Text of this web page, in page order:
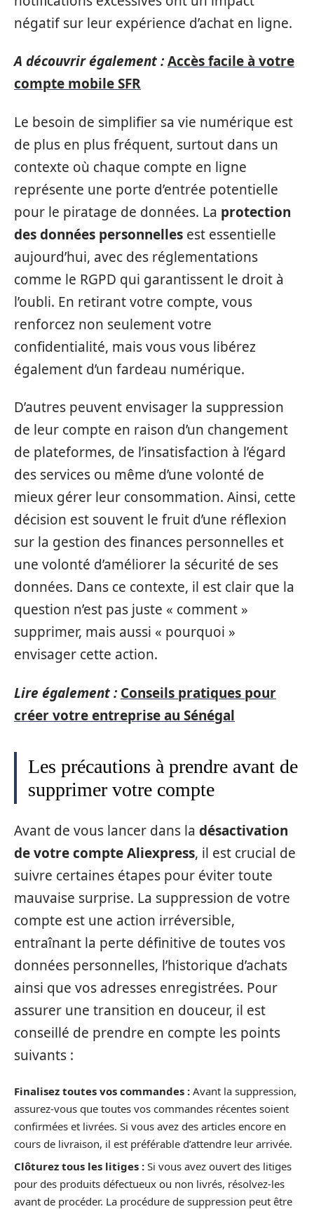
négatif sur leur expérience d’achat en ligne.
A découvrir également :Accès facile à votre
compte mobile SFR
Le besoin de simplifier sa vie numérique est
de plus en plus fréquent, surtout dans un
contexte où chaque compte en ligne
représente une porte d’entrée potentielle
pour le piratage de données. La protection
des données personnelles est essentielle
aujourd’hui, avec des réglementations
comme le RGPD qui garantissent le droit à
l’oubli. En retirant votre compte, vous
renforcez non seulement votre
confidentialité, mais vous vous libérez
également d’un fardeau numérique.
D’autres peuvent envisager la suppression
de leur compte en raison d’un changement
de plateformes, de l’insatisfaction à l’égard
des services ou même d’une volonté de
mieux gérer leur consommation. Ainsi, cette
décision est souvent le fruit d’une réflexion
sur la gestion des finances personnelles et
une volonté d’améliorer la sécurité de ses
données. Dans ce contexte, il est clair que la
question n’est pas juste « comment »
supprimer, mais aussi « pourquoi »
envisager cette action.
Lire également : Conseils pratiques pour
créer votre entreprise au Sénégal
Les précautions à prendre avant de
supprimer votre compte
Avant de vous lancer dans la désactivation
de votre compte Aliexpress, il est crucial de
suivre certaines étapes pour éviter toute
mauvaise surprise. La suppression de votre
compte est une action irréversible,
entraînant la perte définitive de toutes vos
données personnelles, l’historique d’achats
ainsi que vos adresses enregistrées. Pour
assurer une transition en douceur, il est
conseillé de prendre en compte les points
suivants :
Finalisez toutes vos commandes : Avant la suppression,
assurez-vous que toutes vos commandes récentes soient
confirmées et livrées. Si vous avez des articles encore en
cours de livraison, il est préférable d’attendre leur arrivée.
Clôturez tous les litiges : Si vous avez ouvert des litiges
pour des produits défectueux ou non livrés, résolvez-les
avant de procéder. La procédure de suppression peut être